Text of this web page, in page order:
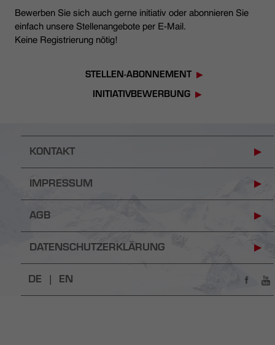
Bewerben Sie sich auch gerne initiativ oder abonnieren Sie
einfach unsere Stellenangebote per E-Mail.
Keine Registrierung nötig!
STELLEN-ABONNEMENT
INITIATIVBEWERBUNG
KONTAKT
IMPRESSUM
AGB
DATENSCHUTZERKLÄRUNG
DE | EN